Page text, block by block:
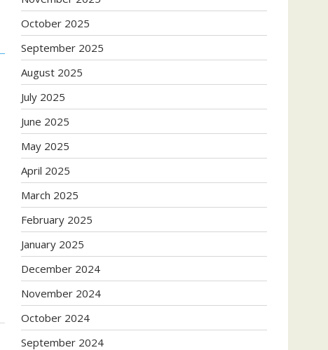
October 2025
September 2025
August 2025
July 2025
June 2025
May 2025
April 2025
March 2025
February 2025
January 2025
December 2024
November 2024
October 2024
September 2024